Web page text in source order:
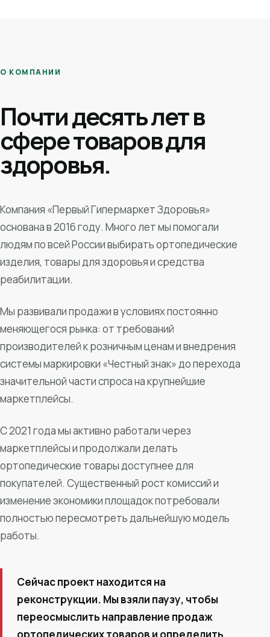
О КОМПАНИИ
Почти десять лет в
сфере товаров для
здоровья.
Компания «Первый Гипермаркет Здоровья»
основана в 2016 году. Много лет мы помогали
людям по всей России выбирать ортопедические
изделия, товары для здоровья и средства
реабилитации.
Мы развивали продажи в условиях постоянно
меняющегося рынка: от требований
производителей к розничным ценам и внедрения
системы маркировки «Честный знак» до перехода
значительной части спроса на крупнейшие
маркетплейсы.
С 2021 года мы активно работали через
маркетплейсы и продолжали делать
ортопедические товары доступнее для
покупателей. Существенный рост комиссий и
изменение экономики площадок потребовали
полностью пересмотреть дальнейшую модель
работы.
Сейчас проект находится на
реконструкции. Мы взяли паузу, чтобы
переосмыслить направление продаж